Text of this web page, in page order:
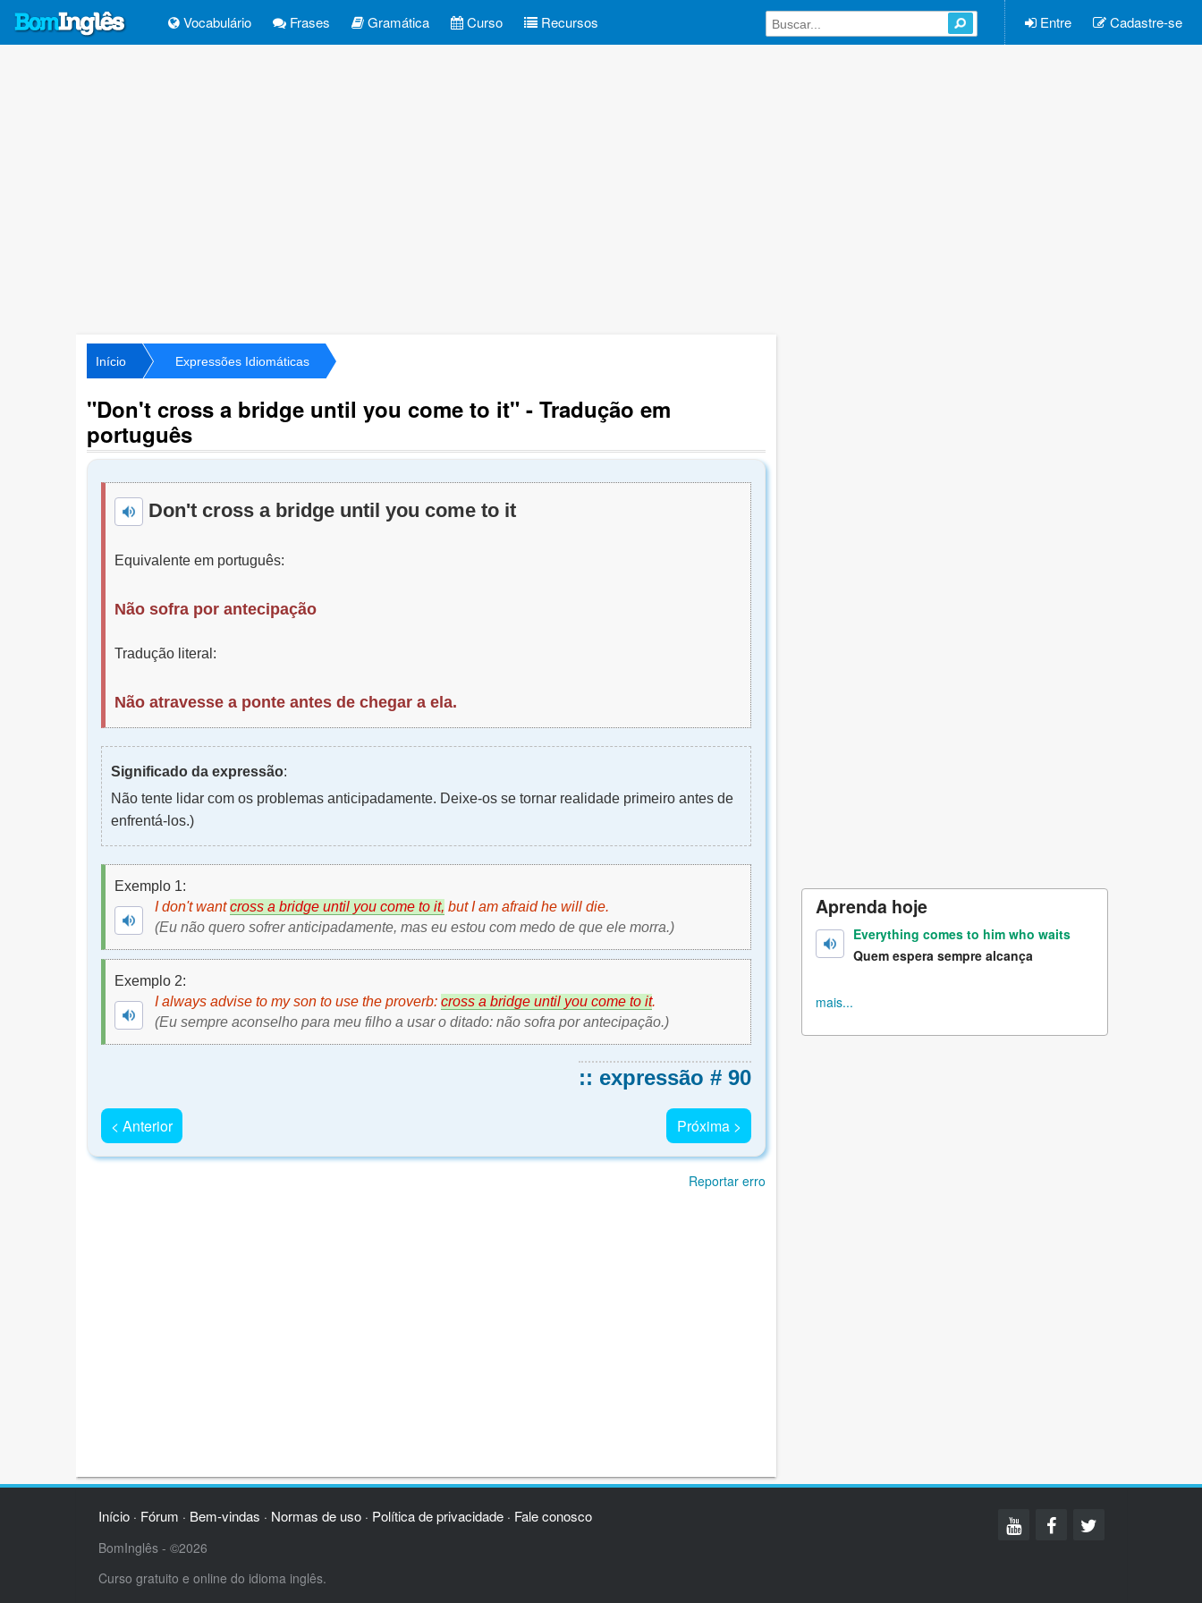
Vocabulário Frases Gramática Curso Recursos Entre Cadastre-se
Início Expressões Idiomáticas
"Don't cross a bridge until you come to it" - Tradução em
português
Don't cross a bridge until you come to it
Equivalente em português:
Não sofra por antecipação
Tradução literal:
Não atravesse a ponte antes de chegar a ela.
Significado da expressão:
Não tente lidar com os problemas anticipadamente. Deixe-os se tornar realidade primeiro antes de
enfrentá-los.)
Exemplo 1:
I don't wantcross a bridge until you come to it, but I am afraid he will die.
(Eu não quero sofrer anticipadamente, mas eu estou com medo de que ele morra.)
Exemplo 2:
I always advise to my son to use the proverb: cross a bridge until you come to it.
(Eu sempre aconselho para meu filho a usar o ditado: não sofra por antecipação.)
:: expressão # 90
< Anterior Próxima >
Reportar erro
Aprenda hoje
Everything comes to him who waits
Quem espera sempre alcança
mais...
Início· Fórum · Bem-vindas · Normas de uso· Política de privacidade· Fale conosco
BomInglês - ©2026
Curso gratuito e online do idioma inglês.